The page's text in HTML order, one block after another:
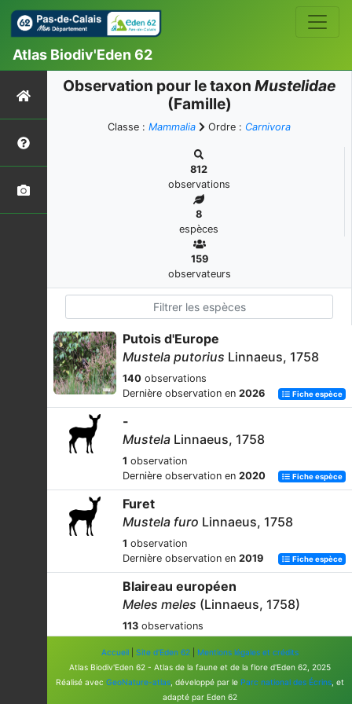
Atlas Biodiv'Eden 62
Observation pour le taxon Mustelidae
(Famille)
Classe : Mammalia Ordre : Carnivora
812
observations
8
espèces
159
observateurs
Putois d'Europe
Mustela putorius Linnaeus, 1758
140 observations
Dernière observation en 2026 Fiche espèce
-
Mustela Linnaeus, 1758
1 observation
Dernière observation en 2020 Fiche espèce
Furet
Mustela furo Linnaeus, 1758
1 observation
Dernière observation en 2019 Fiche espèce
Blaireau européen
Meles meles (Linnaeus, 1758)
113 observations
-
MartesPinel, 1792
Accueil| Site d'Eden 62|
Mentions légales et crédits
Atlas Biodiv'Eden 62 - Atlas de la faune et de la flore d'Eden 62, 2025
Réalisé avec GeoNature-atlas, développé par le Parc national des Écrins, et
adapté par Eden 62